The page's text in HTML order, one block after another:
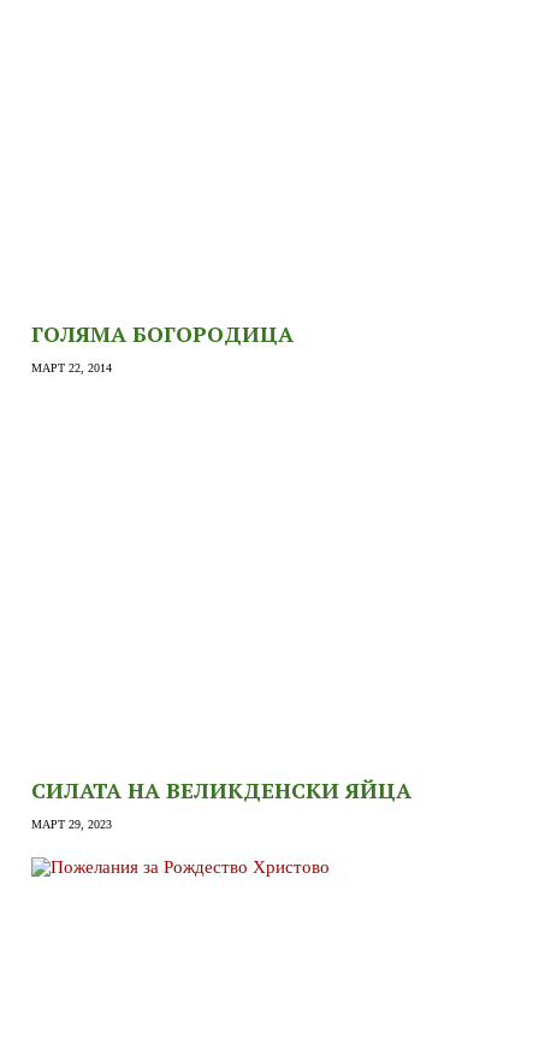
ГОЛЯМА БОГОРОДИЦА
МАРТ 22, 2014
СИЛАТА НА ВЕЛИКДЕНСКИ ЯЙЦА
МАРТ 29, 2023